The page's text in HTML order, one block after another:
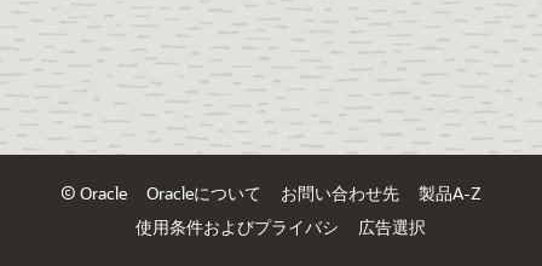
© Oracle Oracleについて お問い合わせ先
製品A-Z
使用条件およびプライバシ
広告選択